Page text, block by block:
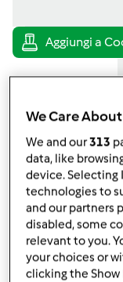
We Care
We and our313
data, like
device. Selecting
technologies to
and our partners
disabled, some
relevant to you.
your choices or
clicking the